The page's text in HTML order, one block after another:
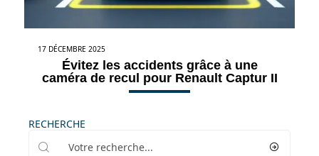
17 DÉCEMBRE 2025
Évitez les accidents grâce à une
caméra de recul pour Renault Captur II
RECHERCHE